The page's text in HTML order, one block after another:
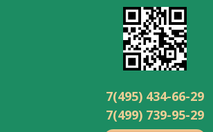
7(495) 434-66-29
7(499) 739-95-29